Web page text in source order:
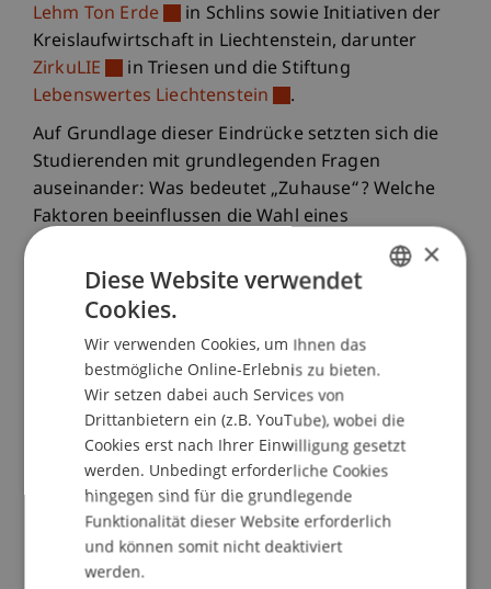
Lehm Ton Erde
in Schlins sowie Initiativen der
Kreislaufwirtschaft in Liechtenstein, darunter
ZirkuLIE
in Triesen und die Stiftung
Lebenswertes Liechtenstein
.
Auf Grundlage dieser Eindrücke setzten sich die
Studierenden mit grundlegenden Fragen
auseinander: Was bedeutet „Zuhause“? Welche
Faktoren beeinflussen die Wahl eines
Schlafplatzes? Und welchen Beitrag kann
Architektur zu Sicherheit und sozialer Teilhabe
leisten? Darauf aufbauend untersuchten sie ihre
Anforderungen als Ausgangspunkt für die
Entwürfe.
Nach einer gemeinsamen Übernachtung in den
gebauten Strukturen präsentierten die
Studierenden ihre Projekte und Erfahrungen. Die
temporären Bauten wurden anschliessend
vollständig zurückgebaut.
×
Diese Website verwendet
Cookies.
Wir verwenden Cookies, um Ihnen das
bestmögliche Online-Erlebnis zu bieten.
Wir setzen dabei auch Services von
Drittanbietern ein (z.B. YouTube), wobei die
Cookies erst nach Ihrer Einwilligung gesetzt
werden. Unbedingt erforderliche Cookies
hingegen sind für die grundlegende
Funktionalität dieser Website erforderlich
und können somit nicht deaktiviert
werden.